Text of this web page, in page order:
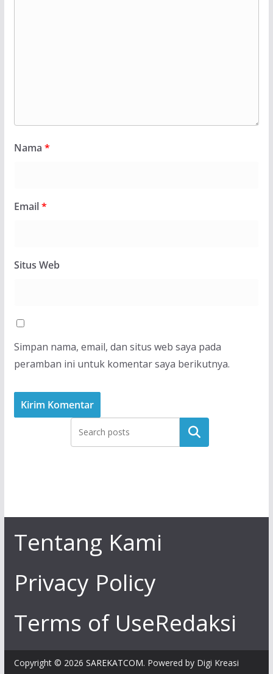
Nama *
Email*
Situs Web
Simpan nama, email, dan situs web saya pada
peramban ini untuk komentar saya berikutnya.
Tentang Kami
Privacy Policy
Terms of UseRedaksi
Copyright © 2026 SAREKATCOM. Powered by Digi Kreasi